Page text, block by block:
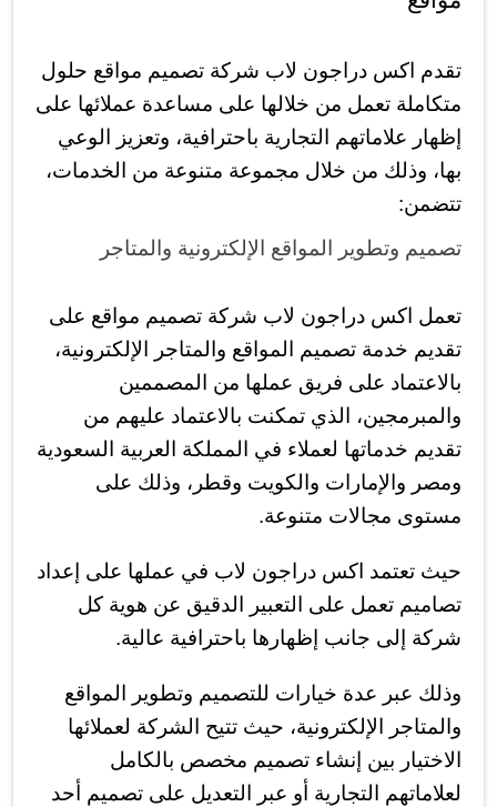
تقدم اكس دراجون لاب شركة تصميم مواقع حلول
متكاملة تعمل من خلالها على مساعدة عملائها على
إظهار علاماتهم التجارية باحترافية، وتعزيز الوعي
بها، وذلك من خلال مجموعة متنوعة من الخدمات،
تتضمن:
تصميم وتطوير المواقع الإلكترونية والمتاجر
تعمل اكس دراجون لاب شركة تصميم مواقع على
تقديم خدمة تصميم المواقع والمتاجر الإلكترونية،
بالاعتماد على فريق عملها من المصممين
والمبرمجين، الذي تمكنت بالاعتماد عليهم من
تقديم خدماتها لعملاء في المملكة العربية السعودية
ومصر والإمارات والكويت وقطر، وذلك على
مستوى مجالات متنوعة.
حيث تعتمد اكس دراجون لاب في عملها على إعداد
تصاميم تعمل على التعبير الدقيق عن هوية كل
شركة إلى جانب إظهارها باحترافية عالية.
وذلك عبر عدة خيارات للتصميم وتطوير المواقع
والمتاجر الإلكترونية، حيث تتيح الشركة لعملائها
الاختيار بين إنشاء تصميم مخصص بالكامل
لعلاماتهم التجارية أو عبر التعديل على تصميم أحد